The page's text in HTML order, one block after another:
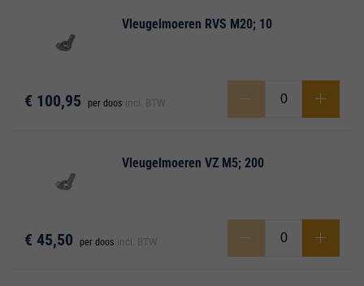
Vleugelmoeren RVS M20; 10
€ 100,95 per doos incl. BTW
Vleugelmoeren VZ M5; 200
€ 45,50 per doos incl. BTW